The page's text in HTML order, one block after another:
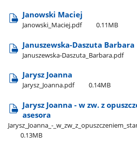
Janowski Maciej
Janowski​_Maciej.pdf 0.11MB
Januszewska-Daszuta Barbara
Januszewska-Daszuta​_Barbara.pdf
Jarysz Joanna
Jarysz​_Joanna.pdf 0.14MB
Jarysz Joanna - w zw. z
asesora
Jarysz​_Joanna​_-​
0.13MB